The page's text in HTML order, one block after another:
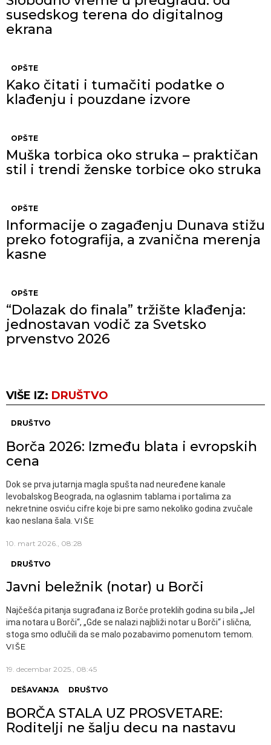
susedskog terena do digitalnog
ekrana
OPŠTE
Kako čitati i tumačiti podatke o
klađenju i pouzdane izvore
OPŠTE
Muška torbica oko struka – praktičan
stil i trendi ženske torbice oko struka
OPŠTE
Informacije o zagađenju Dunava stižu
preko fotografija, a zvanična merenja
kasne
OPŠTE
“Dolazak do finala” tržište klađenja:
jednostavan vodič za Svetsko
prvenstvo 2026
VIŠE IZ: DRUŠTVO
DRUŠTVO
Borča 2026: Između blata i evropskih
cena
Dok se prva jutarnja magla spušta nad neuređene kanale
levobalskog Beograda, na oglasnim tablama i portalima za
nekretnine osviću cifre koje bi pre samo nekoliko godina zvučale
kao neslana šala. VIŠE
10. mart 2026., 08:28
DRUŠTVO
Javni beležnik (notar) u Borči
Najčešća pitanja sugrađana iz Borče proteklih godina su bila „Jel
ima notara u Borči“, „Gde se nalazi najbliži notar u Borči“ i slična,
stoga smo odlučili da se malo pozabavimo pomenutom temom.
VIŠE
19. decembar 2025., 08:45
DEŠAVANJA DRUŠTVO
BORČA STALA UZ PROSVETARE:
Roditelji ne šalju decu na nastavu